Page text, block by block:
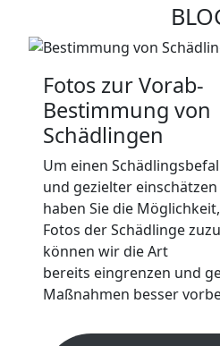
Fotos zur Vorab-
Bestimmung von
Schädlingen
Um einen
und gezielter
haben Sie die
Fotos der Schädlinge
können wir die Art
bereits eingrenzen und
Maßnahmen besser